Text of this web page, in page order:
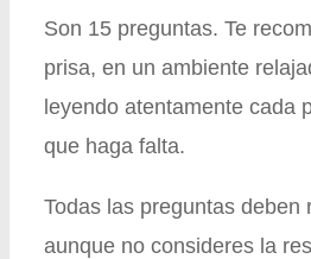
Son 15 preguntas. Te
prisa, en un ambiente
leyendo atentamente cada
que haga falta.
Todas las preguntas deben
aunque no consideres la